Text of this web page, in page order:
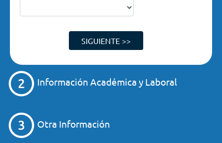
SIGUIENTE >>
Información Académica y Laboral
Otra Información